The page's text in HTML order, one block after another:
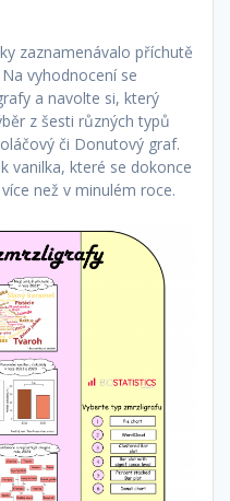
zaznamenávalo příchutě
vyhodnocení se
a navolte si, který
z šesti různých typů
či Donutový graf.
vanilka, které se dokonce
než v minulém roce.